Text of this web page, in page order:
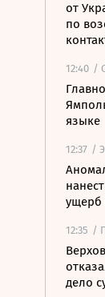
от
по
12:40 /
языке
12:37 /
ущерб
12:35 /
дело